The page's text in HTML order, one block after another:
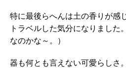
特に最後らへんは土の香りが感
トラベルした気分になりました
なのかな～。）
器も何とも言えない可愛らしさ。